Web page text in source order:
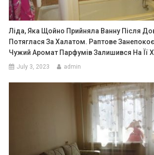
Ліда, Яка Щойно Прийняла Ванну Після
Потяглася За Халатом. Раптове
Чужий Аромат Парфумів Залишився На Її
July 3, 2023 admin